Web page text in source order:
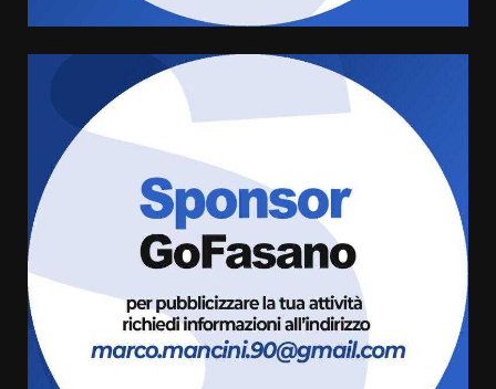
ufficialmente la Festa di
Savelletri
8 Agosto 2026 11:00
Savelletri in festa, domani sera
grande spettacolo con Uccio De
Santis
8 Agosto 2026 07:30
Politiche Giovanili e Mobilità
Sostenibile: premiati gli studenti
universitari del bando “La strada
giusta”